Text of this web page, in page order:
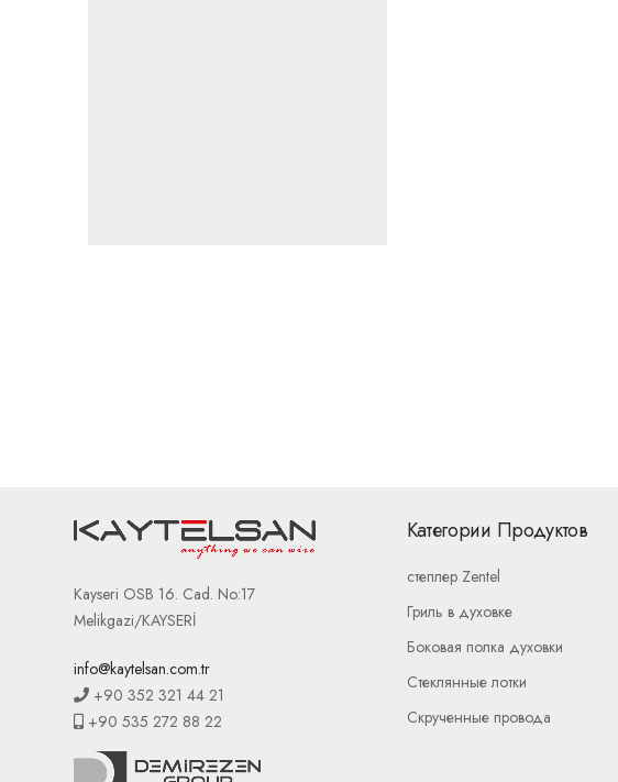
Kayseri OSB 16. Cad. No:17
Melikgazi/KAYSERİ
info@kaytelsan.com.tr
+90 352 321 44 21
+90 535 272 88 22
Категории Продуктов
степлер Zentel
Гриль в духовке
Боковая полка духовки
Стеклянные лотки
Скрученные провода